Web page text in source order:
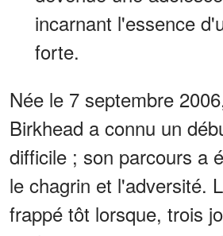
incarnant l'essence
forte.
Née le 7 septembre
Birkhead a connu un
difficile ; son parcours a
le chagrin et l'adversité.
frappé tôt lorsque, trois